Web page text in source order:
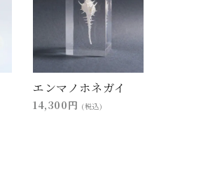
エンマノホネガイ
14,300円 (税込)